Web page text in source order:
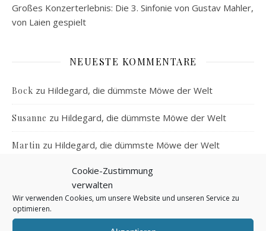
Cookie-Zustimmung
verwalten
Wir verwenden Cookies, um unsere Website und unseren Service zu
optimieren.
Großes Konzerterlebnis: Die 3. Sinfonie von Gustav Mahler,
von Laien gespielt
NEUESTE KOMMENTARE
Bock zu Hildegard, die dümmste Möwe der Welt
Susanne zu Hildegard, die dümmste Möwe der Welt
Martin zu Hildegard, die dümmste Möwe der Welt
Von der Kunst, einen Pfau zu halten
SusannezuVon der Kunst, einen Pfau zu halten